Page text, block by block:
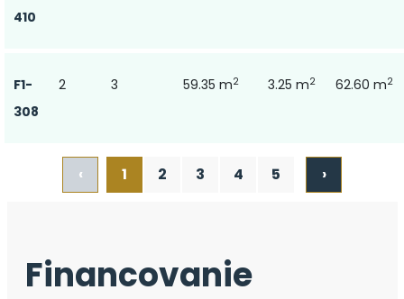
410
F1-
308
2 3 59.35 m2 3.25 m2 62.60 m2
‹ 1 2 3 4 5 ›
Financovanie